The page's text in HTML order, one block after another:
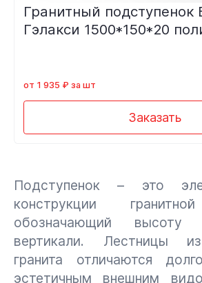
Гранитный подступенок
Гэлакси 1500*150*20
от 1 935 ₽ за шт
Заказать
Подступенок – это
конструкции
обозначающий высоту
вертикали. Лестницы
гранита отличаются
эстетичным внешним